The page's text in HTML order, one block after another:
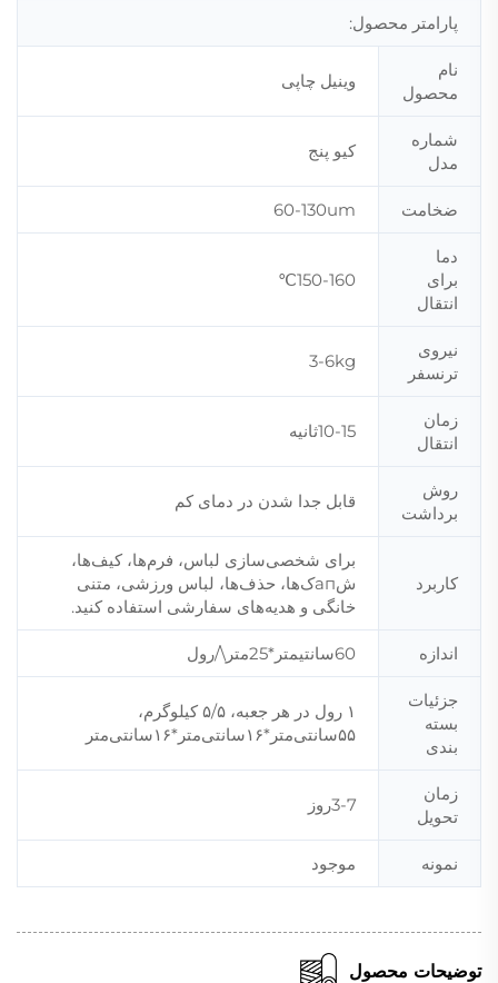
پارامتر محصول:
نام
محصول
وینیل چاپی
شماره
مدل
کیو پنج
ضخامت 60-130um
دما
برای
انتقال
150-160℃
نیروی
ترنسفر
3-6kg
زمان
انتقال
10-15ثانیه
روش
برداشت
قابل جدا شدن در دمای کم
کاربرد
برای شخصی‌سازی لباس، فرم‌ها، کیف‌ها،
شапک‌ها، حذف‌ها، لباس ورزشی، متنی
خانگی و هدیه‌های سفارشی استفاده کنید.
اندازه 60سانتیمتر*25متر\/رول
جزئیات
بسته
بندی
۱ رول در هر جعبه، ۵/۵ کیلوگرم،
۵۵سانتی‌متر*۱۶سانتی‌متر*۱۶سانتی‌متر
زمان
تحویل
3-7روز
نمونه موجود
توضیحات محصول